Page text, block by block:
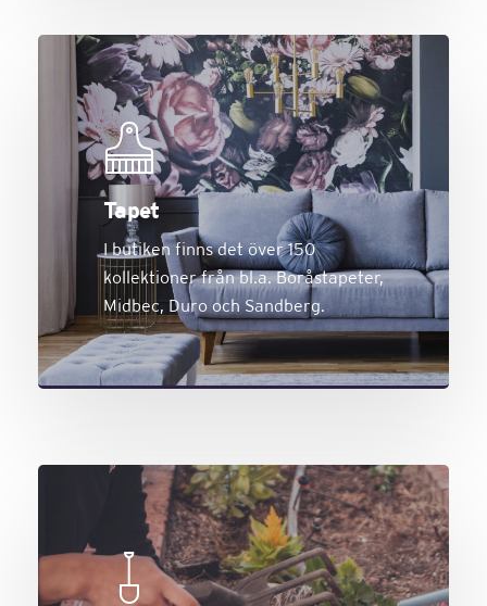
Tapet
I butiken finns det över 150
kollektioner från bl.a. Boråstapeter,
Midbec, Duro och Sandberg.